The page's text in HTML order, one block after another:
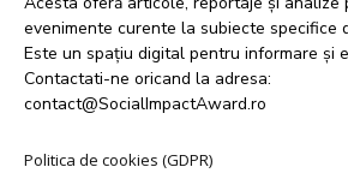
evenimente curente la subiecte specifice
Este un spațiu digital pentru informare și
Contactati-ne oricand la adresa:
contact@SocialImpactAward.ro
Politica de cookies (GDPR)